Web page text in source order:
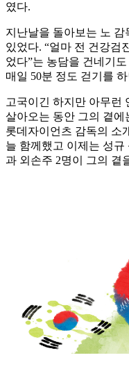
였다.
지난날을 돌아보는 노
있었다. “얼마 전 건강검
었다”는 농담을 건네기
매일 50분 정도 걷기를
고국이긴 하지만 아무런
살아오는 동안 그의 곁에
롯데자이언츠 감독의 소
늘 함께했고 이제는 성규
과 외손주 2명이 그의 곁